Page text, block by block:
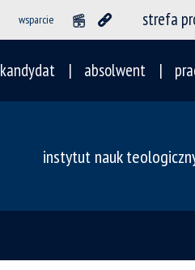
wsparcie strefa
kandydat absolwent
instytut nauk